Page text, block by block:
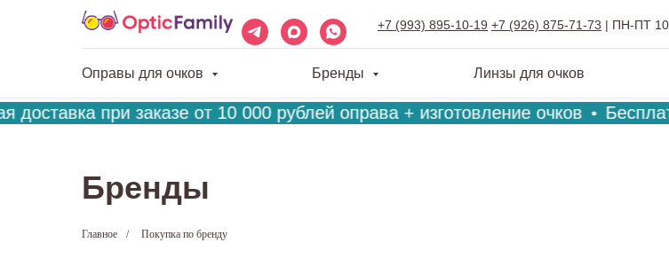
+7 (993) 895-10-19 +7 (926) 875-71-73 | ПН-ПТ
Оправы для очков Бренды Линзы для очков
при заказе от 10 000 рублей оправа + изготовление очков
Бренды
Главное / Покупка по бренду